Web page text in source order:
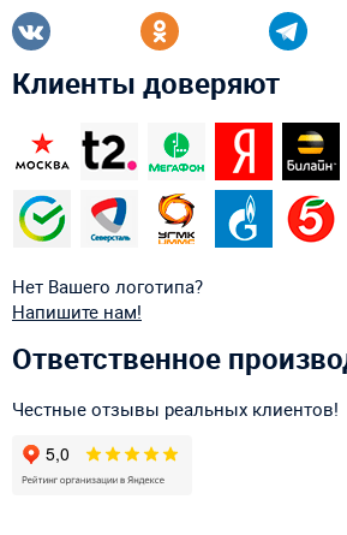
Клиенты доверяют
Нет Вашего логотипа?
Напишите нам!
Ответственное
Честные отзывы реальных клиентов!